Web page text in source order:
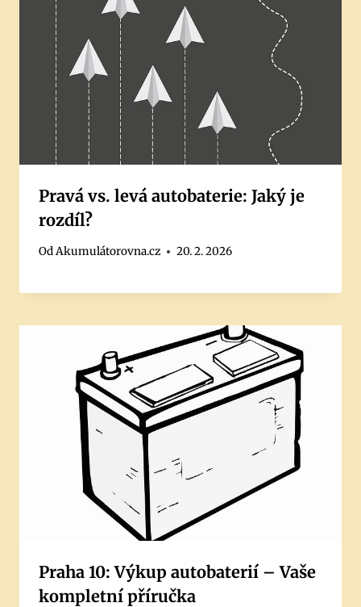
Pravá vs. levá autobaterie: Jaký je
rozdíl?
OdAkumulátorovna.cz 20. 2. 2026
Praha 10: Výkup autobaterií – Vaše
kompletní příručka